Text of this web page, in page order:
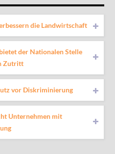
die Landwirtschaft
der Nationalen Stelle
Zutritt
vor Diskriminierung
Unternehmen mit